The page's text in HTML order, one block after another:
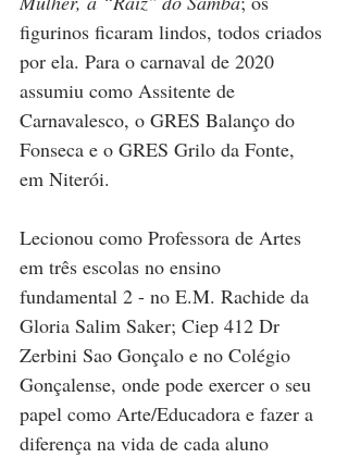
figurinos ficaram lindos, todos criados
por ela. Para o carnaval de 2020
assumiu como Assitente de
Carnavalesco, o GRES Balanço do
Fonseca e o GRES Grilo da Fonte,
em Niterói.
Lecionou como Professora de Artes
em três escolas no ensino
fundamental 2 - no E.M. Rachide da
Gloria Salim Saker; Ciep 412 Dr
Zerbini Sao Gonçalo e no Colégio
Gonçalense, onde pode exercer o seu
papel como Arte/Educadora e fazer a
diferença na vida de cada aluno